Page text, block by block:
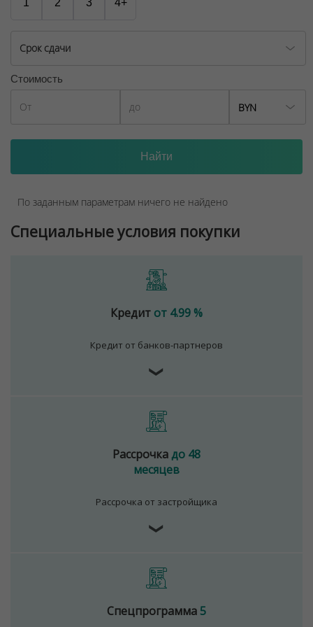
Срок сдачи
Стоимость
BYN
По заданным параметрам ничего не найдено
Специальные условия покупки
Кредит от 4.99 %
Кредит от банков-партнеров
❯
Рассрочкадо 48
месяцев
Рассрочка от застройщика
❯
Спецпрограмма5